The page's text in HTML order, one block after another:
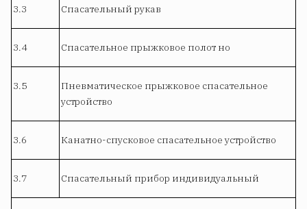
3.3 Спасательный рукав
3.4 Спасательное прыжковое полот но
3.5
Пневматическое прыжковое спасательное
устройство
3.6 Канатно-спусковое спасательное устройство
3.7 Спасательный прибор индивидуальный